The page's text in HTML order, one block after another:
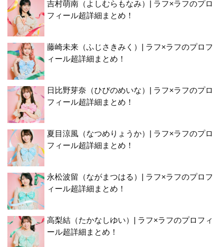
吉村萌南（よしむらもなみ）| ラフ×ラフのプロ
フィール超詳細まとめ！
藤崎未来（ふじさきみく）| ラフ×ラフのプロフ
ィール超詳細まとめ！
日比野芽奈（ひびのめいな）| ラフ×ラフのプロ
フィール超詳細まとめ！
夏目涼風（なつめりょうか）| ラフ×ラフのプロ
フィール超詳細まとめ！
永松波留（ながまつはる）| ラフ×ラフのプロフ
ィール超詳細まとめ！
高梨結（たかなしゆい）| ラフ×ラフのプロフィ
ール超詳細まとめ！